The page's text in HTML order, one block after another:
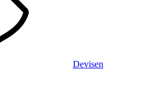
Devisen